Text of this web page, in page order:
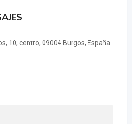
10, centro, 09004 Burgos, España